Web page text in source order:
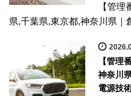
【管
県,千葉県,東京都,神奈川県
【管理
神奈川
電源技